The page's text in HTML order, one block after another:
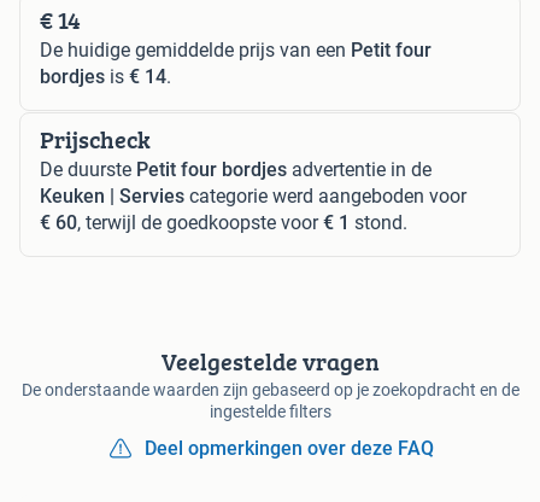
€ 14
De huidige gemiddelde prijs van een Petit four
bordjes is € 14.
Prijscheck
De duurste Petit four bordjes advertentie in de
Keuken | Servies categorie werd aangeboden voor
€ 60, terwijl de goedkoopste voor€ 1 stond.
Veelgestelde vragen
De onderstaande waarden zijn gebaseerd op je zoekopdracht en de
ingestelde filters
Deel opmerkingen over deze FAQ